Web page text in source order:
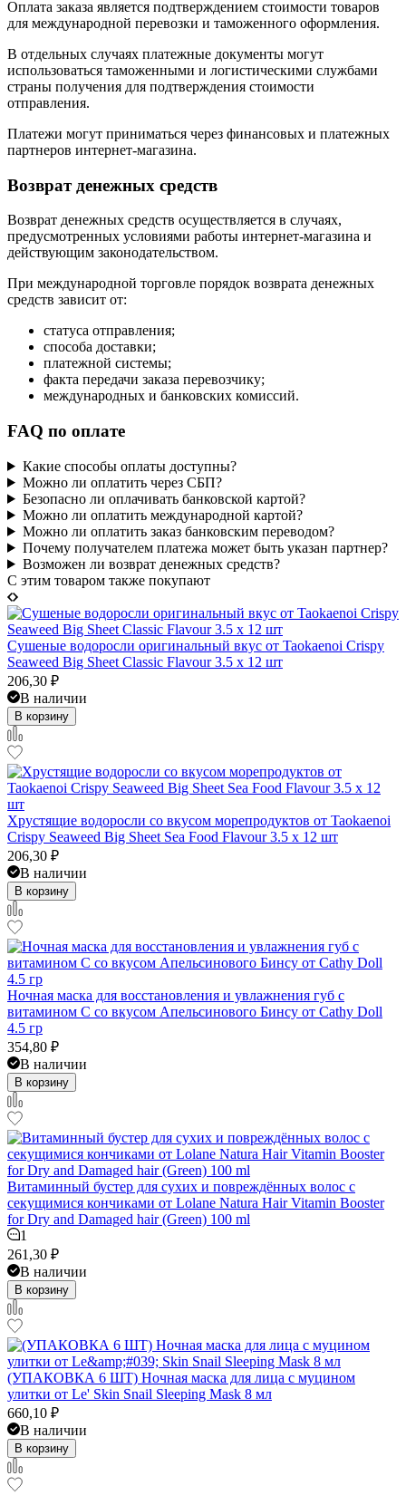
Оплата заказа является подтверждением стоимости товаров
для международной перевозки и таможенного оформления.
В отдельных случаях платежные документы могут
использоваться таможенными и логистическими службами
страны получения для подтверждения стоимости
отправления.
Платежи могут приниматься через финансовых и платежных
партнеров интернет-магазина.
Возврат денежных средств
Возврат денежных средств осуществляется в случаях,
предусмотренных условиями работы интернет-магазина и
действующим законодательством.
При международной торговле порядок возврата денежных
средств зависит от:
статуса отправления;
способа доставки;
платежной системы;
факта передачи заказа перевозчику;
международных и банковских комиссий.
FAQ по оплате
Какие способы оплаты доступны?
Можно ли оплатить через СБП?
Безопасно ли оплачивать банковской картой?
Можно ли оплатить международной картой?
Можно ли оплатить заказ банковским переводом?
Почему получателем платежа может быть указан партнер?
Возможен ли возврат денежных средств?
C этим товаром также покупают
Сушеные водоросли оригинальный вкус от Taokaenoi Crispy
Seaweed Big Sheet Classic Flavour 3.5 x 12 шт
206,30 ₽
В наличии
В корзину
Хрустящие водоросли со вкусом морепродуктов от Taokaenoi
Crispy Seaweed Big Sheet Sea Food Flavour 3.5 x 12 шт
206,30 ₽
В наличии
В корзину
Ночная маска для восстановления и увлажнения губ с
витамином С со вкусом Апельсинового Бинсу от Cathy Doll
4.5 гр
354,80 ₽
В наличии
В корзину
Витаминный бустер для сухих и повреждённых волос с
секущимися кончиками от Lolane Natura Hair Vitamin Booster
for Dry and Damaged hair (Green) 100 ml
1
261,30 ₽
В наличии
В корзину
(УПАКОВКА 6 ШТ) Ночная маска для лица с муцином
улитки от Le' Skin Snail Sleeping Mask 8 мл
660,10 ₽
В наличии
В корзину